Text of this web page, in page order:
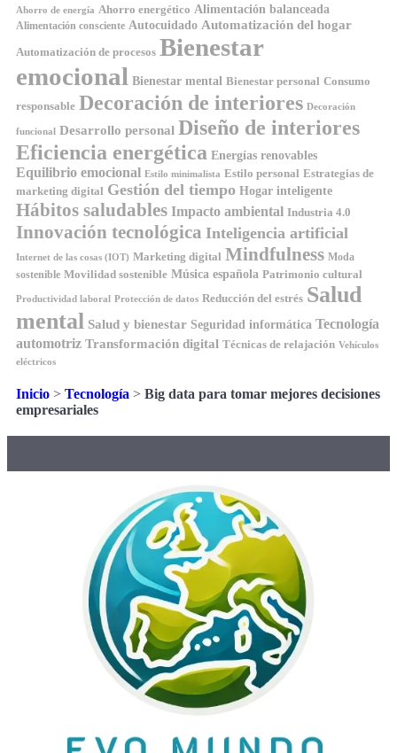
Ahorro de energía Ahorro energético Alimentación balanceada
Alimentación consciente Autocuidado Automatización del hogar
Automatización de procesos Bienestar
emocional Bienestar mental Bienestar personal Consumo
responsable Decoración de interiores Decoración
funcional Desarrollo personal Diseño de interiores
Eficiencia energética Energías renovables
Equilibrio emocional Estilo minimalista Estilo personal Estrategias de
marketing digital Gestión del tiempo Hogar inteligente
Hábitos saludables Impacto ambiental Industria 4.0
Innovación tecnológica Inteligencia artificial
Internet de las cosas (IOT) Marketing digital Mindfulness Moda
sostenible Movilidad sostenible Música española Patrimonio cultural
Productividad laboral Protección de datos Reducción del estrés Salud
mental Salud y bienestar Seguridad informática Tecnología
automotriz Transformación digital Técnicas de relajación Vehículos
eléctricos
Inicio > Tecnología > Big data para tomar mejores decisiones
empresariales